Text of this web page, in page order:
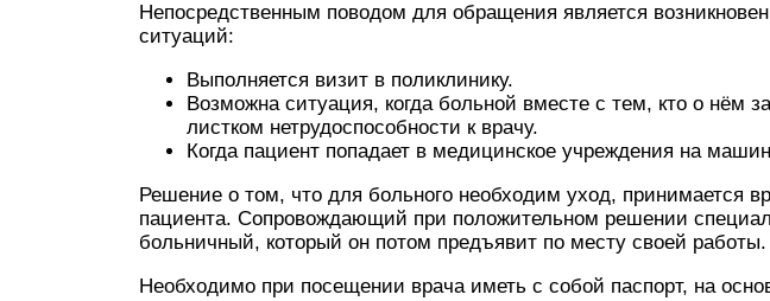
Непосредственным поводом для обращения является
ситуаций:
Выполняется визит в поликлинику.
Возможна ситуация, когда больной вместе с тем, кто о нём
листком нетрудоспособности к врачу.
Когда пациент попадает в медицинское учреждения на
Решение о том, что для больного необходим уход, принимается
пациента. Сопровождающий при положительном решении
больничный, который он потом предъявит по месту своей работы.
Необходимо при посещении врача иметь с собой паспорт, на